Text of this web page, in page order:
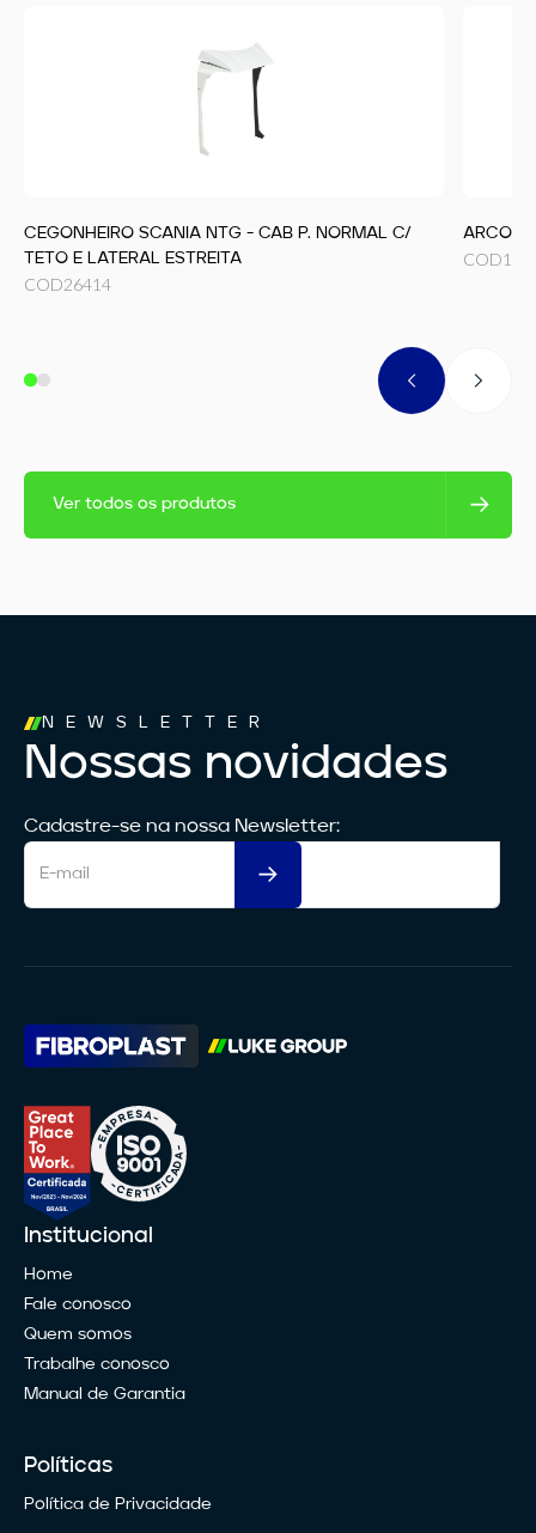
CEGONHEIRO SCANIA NTG - CAB P. NORMAL C/
TETO E LATERAL ESTREITA
COD26414
ARCO
COD
Ver todos os produtos
NEWSLETTER
Nossas novidades
Cadastre-se na nossa Newsletter:
Institucional
Home
Fale conosco
Quem somos
Trabalhe conosco
Manual de Garantia
Políticas
Política de Privacidade